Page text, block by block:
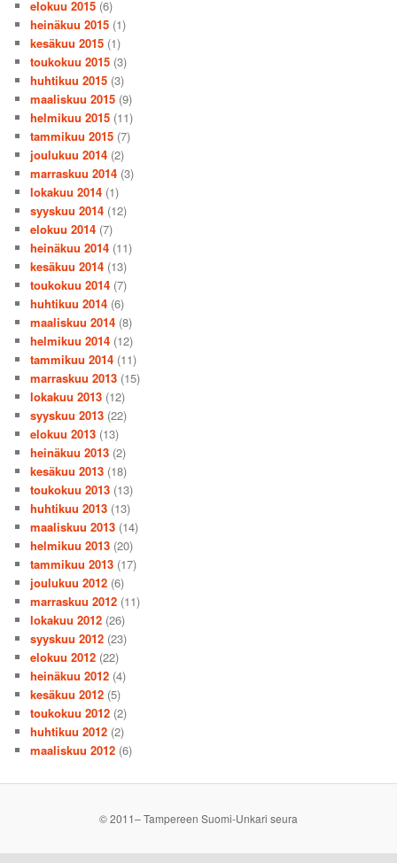
elokuu 2015 (6)
heinäkuu 2015 (1)
kesäkuu 2015 (1)
toukokuu 2015 (3)
huhtikuu 2015 (3)
maaliskuu 2015 (9)
helmikuu 2015 (11)
tammikuu 2015 (7)
joulukuu 2014 (2)
marraskuu 2014 (3)
lokakuu 2014 (1)
syyskuu 2014 (12)
elokuu 2014 (7)
heinäkuu 2014 (11)
kesäkuu 2014 (13)
toukokuu 2014 (7)
huhtikuu 2014 (6)
maaliskuu 2014 (8)
helmikuu 2014 (12)
tammikuu 2014 (11)
marraskuu 2013 (15)
lokakuu 2013 (12)
syyskuu 2013 (22)
elokuu 2013 (13)
heinäkuu 2013 (2)
kesäkuu 2013 (18)
toukokuu 2013 (13)
huhtikuu 2013 (13)
maaliskuu 2013 (14)
helmikuu 2013 (20)
tammikuu 2013 (17)
joulukuu 2012 (6)
marraskuu 2012 (11)
lokakuu 2012 (26)
syyskuu 2012 (23)
elokuu 2012 (22)
heinäkuu 2012 (4)
kesäkuu 2012 (5)
toukokuu 2012 (2)
huhtikuu 2012 (2)
maaliskuu 2012 (6)
© 2011– Tampereen Suomi-Unkari seura